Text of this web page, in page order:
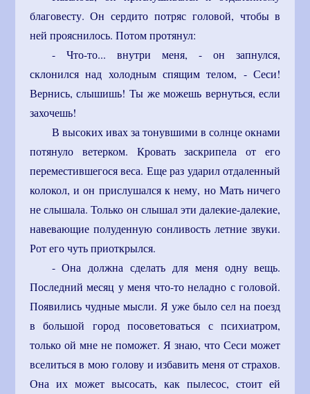
благовесту. Он сердито потряс головой, чтобы в
ней прояснилось. Потом протянул:
- Что-то... внутри меня, - он запнулся,
склонился над холодным спящим телом, - Сеси!
Вернись, слышишь! Ты же можешь вернуться, если
захочешь!
В высоких ивах за тонувшими в солнце окнами
потянуло ветерком. Кровать заскрипела от его
переместившегося веса. Еще раз ударил отдаленный
колокол, и он прислушался к нему, но Мать ничего
не слышала. Только он слышал эти далекие-далекие,
навевающие полуденную сонливость летние звуки.
Рот его чуть приоткрылся.
- Она должна сделать для меня одну вещь.
Последний месяц у меня что-то неладно с головой.
Появились чудные мысли. Я уже было сел на поезд
в большой город посоветоваться с психиатром,
только ой мне не поможет. Я знаю, что Сеси может
вселиться в мою голову и избавить меня от страхов.
Она их может высосать, как пылесос, стоит ей